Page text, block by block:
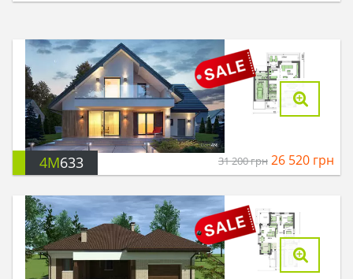
4M633 31 200грн 26 520 грн